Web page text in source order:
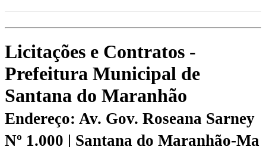
Licitações e Contratos -
Prefeitura Municipal de
Santana do Maranhão
Endereço: Av. Gov. Roseana Sarney
Nº 1.000 | Santana do Maranhão-Ma